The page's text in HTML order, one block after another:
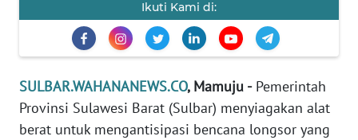
Ikuti Kami di:
SULBAR.WAHANANEWS.CO, Mamuju -Pemerintah
Provinsi Sulawesi Barat (Sulbar) menyiagakan alat
berat untuk mengantisipasi bencana longsor yang
PEDOMAN
MEDIA
SIBER